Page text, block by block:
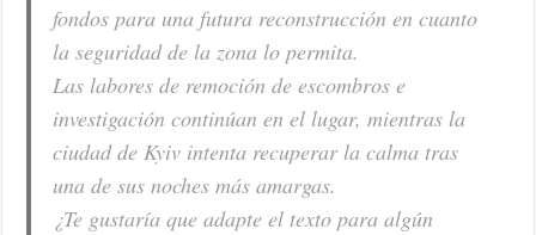
fondos para una futura reconstrucción en cuanto
la seguridad de la zona lo permita.
Las labores de remoción de escombros e
investigación continúan en el lugar, mientras la
ciudad de Kyiv intenta recuperar la calma tras
una de sus noches más amargas.
¿Te gustaría que adapte el texto para algún